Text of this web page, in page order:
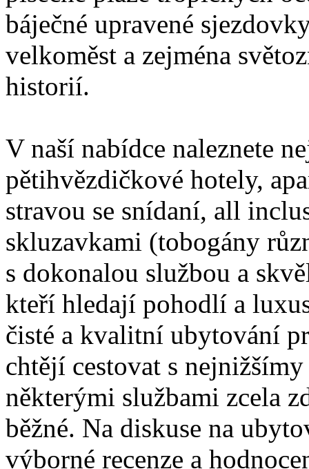
báječné upravené
velkoměst a zejména
historií.
V naší nabídce naleznete
pětihvězdičkové hotely,
stravou se snídaní, all
skluzavkami (tobogány
s dokonalou službou a
kteří hledají pohodlí a
čisté a kvalitní ubytování
chtějí cestovat s
některými službami zcela
běžné. Na diskuse na
výborné recenze a